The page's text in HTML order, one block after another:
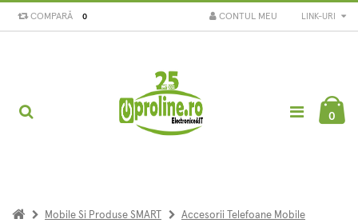
COMPARĂ 0 LINK-URI
CONTUL MEU
0
Mobile Si Produse SMART
Accesorii Telefoane Mobile